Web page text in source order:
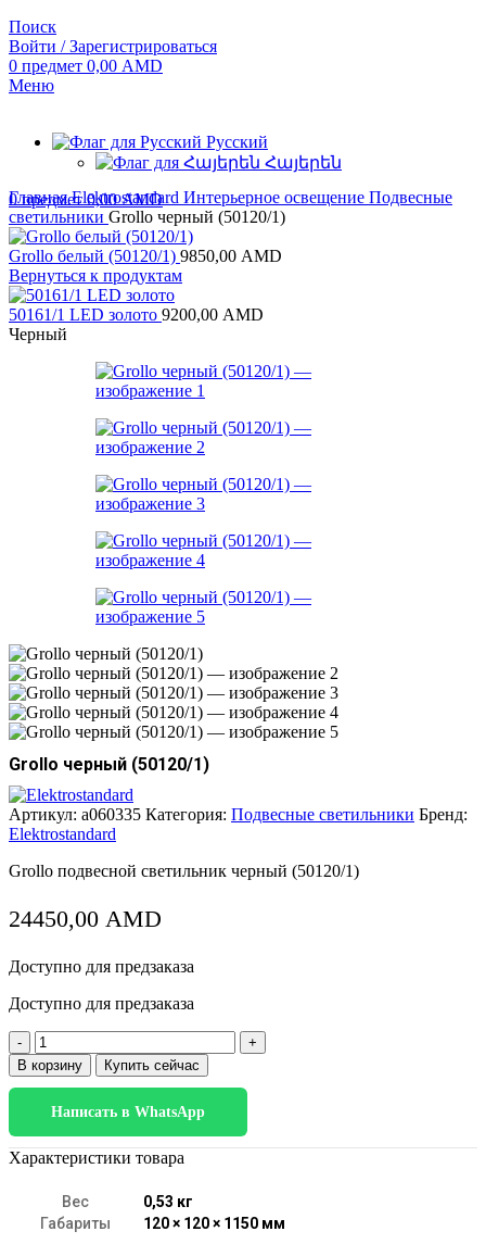
Поиск
Войти / Зарегистрироваться
0 предмет 0,00 AMD
Меню
Русский
Հայերեն
0предмет 0,00AMD
ГлавнаяElektrostandard Интерьерное освещение Подвесные
светильники Grollo черный (50120/1)
Grollo белый (50120/1) 9850,00 AMD
Вернуться к продуктам
50161/1 LED золото 9200,00 AMD
Черный
Grollo черный (50120/1)
Артикул: a060335 Категория: Подвесные светильники Бренд:
Elektrostandard
Grollo подвесной светильник черный (50120/1)
24450,00 AMD
Доступно для предзаказа
Доступно для предзаказа
Количество
товара
Grollo
(50120/1)
В корзину Купить сейчас
Написать в WhatsApp
Характеристики товара
Вес
0,53 кг
Габариты
120 × 120 × 1150 мм